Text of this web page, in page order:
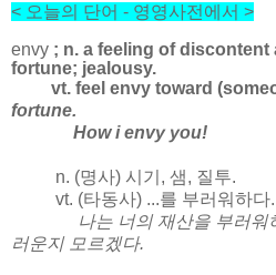
< 오늘의 단어 - 영영사전에서 >
envy ; n. a feeling of
fortune; jealousy.
vt. feel envy toward
fortune.
How i envy you!
n. (명사) 시기, 샘, 질투.
vt. (타동사) ...를 부러워하다.
나는 너의 재산을 부러
러운지 모르겠다.